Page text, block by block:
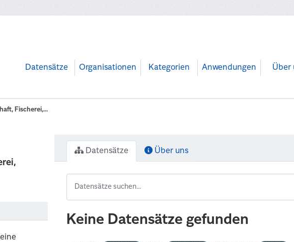
Datensätze Organisationen Kategorien Anwendungen Über
Fischerei,...
Datensätze Über uns
Keine Datensätze gefunden